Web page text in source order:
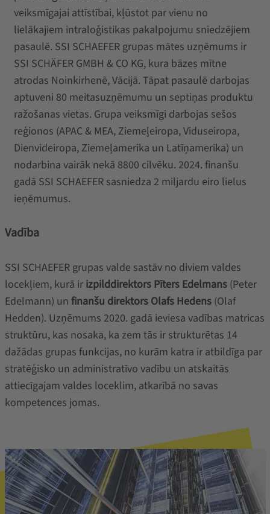
veiksmīgajai attīstībai, kļūstot par vienu no
lielākajiem intraloģistikas pakalpojumu sniedzējiem
pasaulē. SSI SCHAEFER grupas mātes uzņēmums ir
SSI SCHÄFER GMBH & CO KG, kura bāzes mītne
atrodas Noinkirhenē, Vācijā. Tāpat pasaulē darbojas
aptuveni 80 meitasuzņēmumu un septiņas produktu
ražošanas vietas. Grupa veiksmīgi darbojas sešos
reģionos (APAC & MEA, Ziemeļeiropa, Viduseiropa,
Dienvideiropa, Ziemeļamerika un Latīņamerika) un
nodarbina vairāk nekā 8800 cilvēku. 2024. finanšu
gadā SSI SCHAEFER sasniedza 2 miljardu eiro lielus
ieņēmumus.
Vadība
SSI SCHAEFER grupas valde sastāv no diviem valdes
locekļiem, kurā ir izpilddirektors Pīters Edelmans(Peter
Edelmann) un finanšu direktors Olafs Hedens(Olaf
Hedden). Uzņēmums 2020. gadā ieviesa vadības matricas
struktūru, kas nosaka, ka zem tās ir strukturētas 14
dažādas grupas funkcijas, no kurām katra ir atbildīga par
stratēģisko un administratīvo vadību un atskaitās
attiecīgajam valdes loceklim, atkarībā no savas
kompetences jomas.